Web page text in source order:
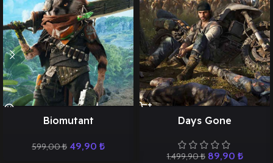
Biomutant
599,00₺ 49,90 ₺
Days Gone
1.499,90₺ 89,90 ₺